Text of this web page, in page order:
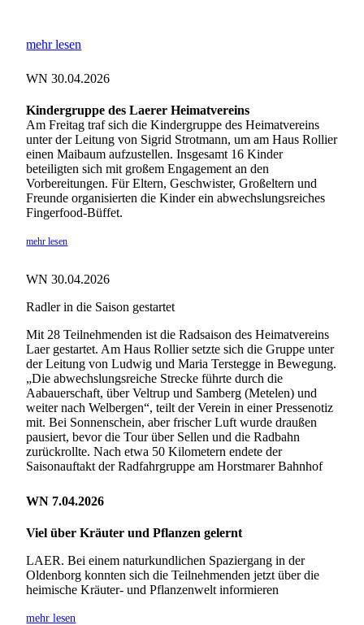
mehr lesen
WN 30.04.2026
Kindergruppe des Laerer Heimatvereins
Am Freitag traf sich die Kindergruppe des Heimatvereins
unter der Leitung von Sigrid Strotmann, um am Haus Rollier
einen Maibaum aufzustellen. Insgesamt 16 Kinder
beteiligten sich mit großem Engagement an den
Vorbereitungen. Für Eltern, Geschwister, Großeltern und
Freunde organisierten die Kinder ein abwechslungsreiches
Fingerfood-Büffet.
mehr lesen
WN 30.04.2026
Radler in die Saison gestartet
Mit 28 Teilnehmenden ist die Radsaison des Heimatvereins
Laer gestartet. Am Haus Rollier setzte sich die Gruppe unter
der Leitung von Ludwig und Maria Terstegge in Bewegung.
„Die abwechslungsreiche Strecke führte durch die
Aabauerschaft, über Veltrup und Samberg (Metelen) und
weiter nach Welbergen“, teilt der Verein in einer Pressenotiz
mit. Bei Sonnenschein, aber frischer Luft wurde draußen
pausiert, bevor die Tour über Sellen und die Radbahn
zurückrollte. Nach etwa 50 Kilometern endete der
Saisonauftakt der Radfahrgruppe am Horstmarer Bahnhof
WN 7.04.2026
Viel über Kräuter und Pflanzen gelernt
LAER. Bei einem naturkundlichen Spaziergang in der
Oldenborg konnten sich die Teilnehmenden jetzt über die
heimische Kräuter- und Pflanzenwelt informieren
mehr lesen